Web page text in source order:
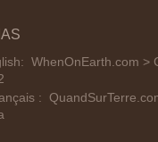
WhenOnEarth.com >
: